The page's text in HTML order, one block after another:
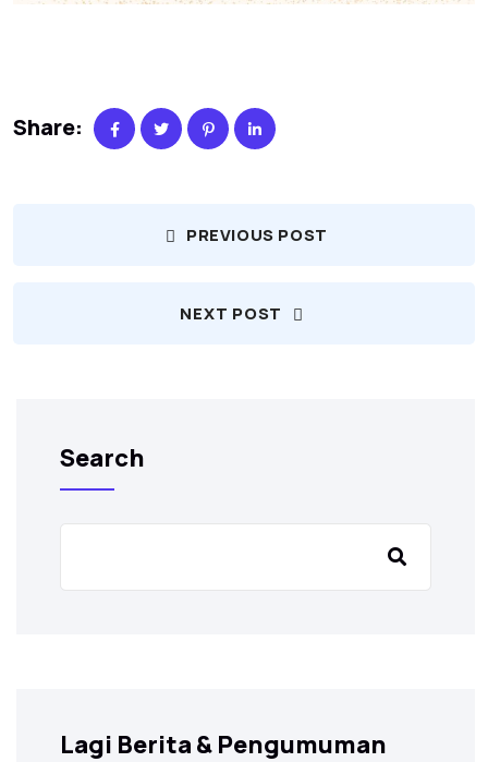
Share:
PREVIOUS POST
NEXT POST
Search
Lagi Berita & Pengumuman